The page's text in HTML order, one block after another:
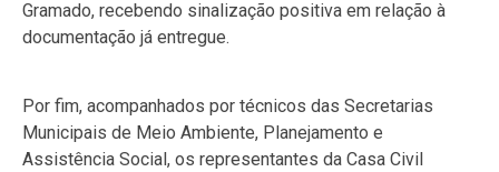
Gramado, recebendo sinalização positiva em relação à
documentação já entregue.
Por fim, acompanhados por técnicos das Secretarias
Municipais de Meio Ambiente, Planejamento e
Assistência Social, os representantes da Casa Civil